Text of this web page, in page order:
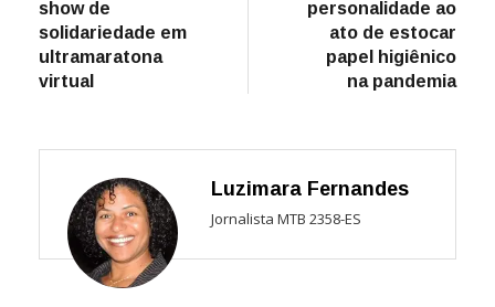
Post
show de
solidariedade em
ultramaratona
virtual
personalidade ao
ato de estocar
papel higiênico
na pandemia
Luzimara Fernandes
Jornalista MTB 2358-ES